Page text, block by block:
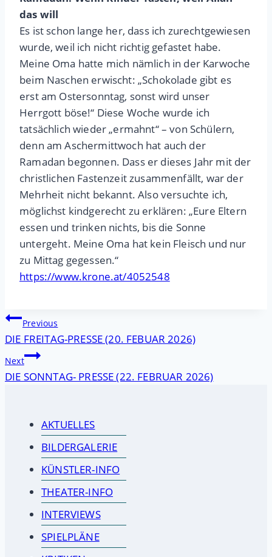
das will
Es ist schon lange her, dass ich zurechtgewiesen
wurde, weil ich nicht richtig gefastet habe.
Meine Oma hatte mich nämlich in der Karwoche
beim Naschen erwischt: „Schokolade gibt es
erst am Ostersonntag, sonst wird unser
Herrgott böse!“ Diese Woche wurde ich
tatsächlich wieder „ermahnt“ – von Schülern,
denn am Aschermittwoch hat auch der
Ramadan begonnen. Dass er dieses Jahr mit der
christlichen Fastenzeit zusammenfällt, war der
Mehrheit nicht bekannt. Also versuchte ich,
möglichst kindgerecht zu erklären: „Eure Eltern
essen und trinken nichts, bis die Sonne
untergeht. Meine Oma hat kein Fleisch und nur
zu Mittag gegessen.“
https://www.krone.at/4052548
Beitragsnavigation
Previous
DIE FREITAG-PRESSE (20. FEBUAR 2026)
Next
DIE SONNTAG- PRESSE (22. FEBRUAR 2026)
AKTUELLES
BILDERGALERIE
KÜNSTLER-INFO
THEATER-INFO
INTERVIEWS
SPIELPLÄNE